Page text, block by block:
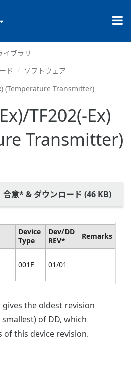
イブラリ
ド
ソフトウェア
(Temperature Transmitter)
TF202(-Ex)
Transmitter)
合意* & ダウンロード (46 KB)
Device
Type
Dev/DD
REV*
Remarks
001E 01/01
gives the oldest revision
of DD, which
of this device revision.